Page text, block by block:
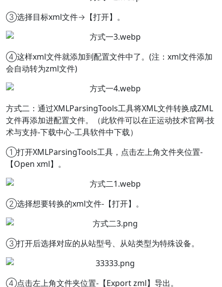
③选择目标xml文件→【打开】。
④这样xml文件就添加到配置文件中了。(注：xml文件添加
会自动转为zml文件)
方式二：通过XMLParsingTools工具将XML文件转换成ZML
文件再添加进配置文件。（此软件可以在正运动技术官网-技
术与支持-下载中心-工具软件中下载）
①打开XMLParsingTools工具，点击左上角文件夹位置-
【Open xml】。
②选择想要转换的xml文件-【打开】。
③打开后选择对应的从站型号、从站类型为特殊设备。
④点击左上角文件夹位置-【Export zml】导出。